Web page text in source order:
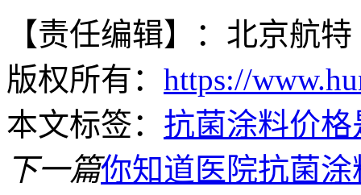
【责任编辑】：北京航特
版权所有： https://
本文标签： 抗菌涂料价格
下一篇你知道医院抗菌